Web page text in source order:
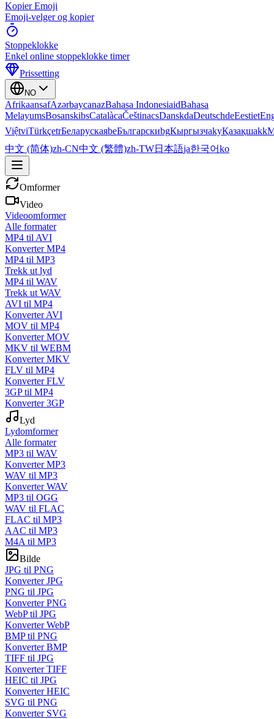
Kopier Emoji
Emoji-velger og kopier
Stoppeklokke
Enkel online stoppeklokke timer
Prissetting
NO
AfrikaansafAzərbaycanazBahasa IndonesiaidBahasa
MelayumsBosanskibsCatalàcaČeštinacsDanskdaDeutschdeEestiet
ViệtviTürkçetrБеларускаяbeБългарскиbgКыргызчаkyҚазақшаkk
中文 (简体)zh-CN中文 (繁體)zh-TW日本語ja한국어ko
Omformer
Video
Videoomformer
Alle formater
MP4 til AVI
Konverter MP4
MP4 til MP3
Trekk ut lyd
MP4 til WAV
Trekk ut WAV
AVI til MP4
Konverter AVI
MOV til MP4
Konverter MOV
MKV til WEBM
Konverter MKV
FLV til MP4
Konverter FLV
3GP til MP4
Konverter 3GP
Lyd
Lydomformer
Alle formater
MP3 til WAV
Konverter MP3
WAV til MP3
Konverter WAV
MP3 til OGG
WAV til FLAC
FLAC til MP3
AAC til MP3
M4A til MP3
Bilde
JPG til PNG
Konverter JPG
PNG til JPG
Konverter PNG
WebP til JPG
Konverter WebP
BMP til PNG
Konverter BMP
TIFF til JPG
Konverter TIFF
HEIC til JPG
Konverter HEIC
SVG til PNG
Konverter SVG